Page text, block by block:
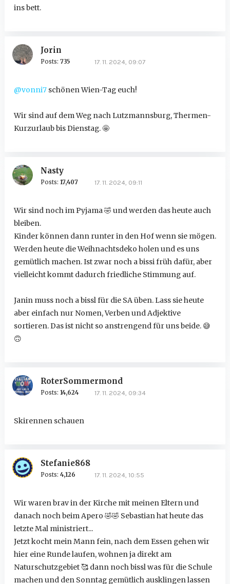
ins bett.
Jorin
Posts: 735 17. 11. 2024, 09:07
@vonni7schönen Wien-Tag euch!
Wir sind auf dem Weg nach Lutzmannsburg, Thermen-
Kurzurlaub bis Dienstag.🤩
Nasty
Posts: 17,407 17. 11. 2024, 09:11
Wir sind noch im Pyjama🤣 und werden das heute auch
bleiben.
Kinder können dann runter in den Hof wenn sie mögen.
Werden heute die Weihnachtsdeko holen und es uns
gemütlich machen. Ist zwar noch a bissi früh dafür, aber
vielleicht kommt dadurch friedliche Stimmung auf.
Janin muss noch a bissl für die SA üben. Lass sie heute
aber einfach nur Nomen, Verben und Adjektive
sortieren. Das ist nicht so anstrengend für uns beide. 😅
🙃
RoterSommermond
Posts: 14,624 17. 11. 2024, 09:34
Skirennen schauen
Stefanie868
Posts: 4,126 17. 11. 2024, 10:55
Wir waren brav in der Kirche mit meinen Eltern und
danach noch beim Apero 🤣🤣 Sebastian hat heute das
letzte Mal ministriert...
Jetzt kocht mein Mann fein, nach dem Essen gehen wir
hier eine Runde laufen, wohnen ja direkt am
Naturschutzgebiet 🥰 dann noch bissl was für die Schule
machen und den Sonntag gemütlich ausklingen lassen